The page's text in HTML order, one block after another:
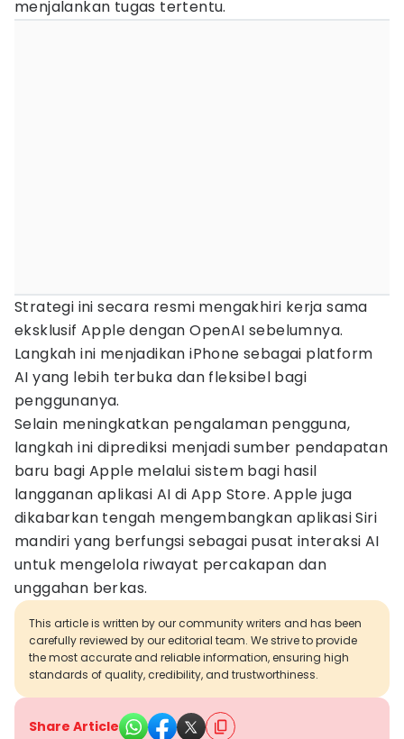
menjalankan tugas tertentu.
Strategi ini secara resmi mengakhiri kerja sama
eksklusif Apple dengan OpenAI sebelumnya.
Langkah ini menjadikan iPhone sebagai platform
AI yang lebih terbuka dan fleksibel bagi
penggunanya.
Selain meningkatkan pengalaman pengguna,
langkah ini diprediksi menjadi sumber pendapatan
baru bagi Apple melalui sistem bagi hasil
langganan aplikasi AI di App Store. Apple juga
dikabarkan tengah mengembangkan aplikasi Siri
mandiri yang berfungsi sebagai pusat interaksi AI
untuk mengelola riwayat percakapan dan
unggahan berkas.
This article is written by our community writers and has been
carefully reviewed by our editorial team. We strive to provide
the most accurate and reliable information, ensuring high
standards of quality, credibility, and trustworthiness.
Share Article